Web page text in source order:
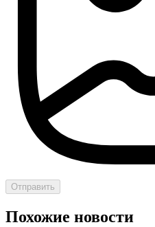
Отправить
Похожие новости